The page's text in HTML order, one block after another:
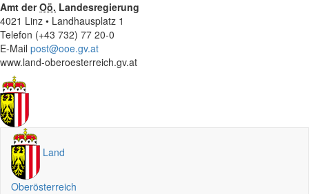
Amt derOö. Landesregierung
4021 Linz • Landhausplatz 1
Telefon (+43 732) 77 20-0
E-Mail post@ooe.gv.at
www.land-oberoesterreich.gv.at
Land
Oberösterreich